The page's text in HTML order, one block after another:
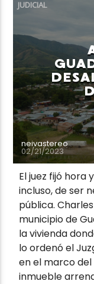
JUDICIAL
neivastereo
02/21/2023
El juez fijó
incluso, de ser
pública.
municipio de
la vivienda
lo ordenó el
en el marco
inmueble